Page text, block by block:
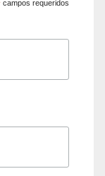
campos requeridos